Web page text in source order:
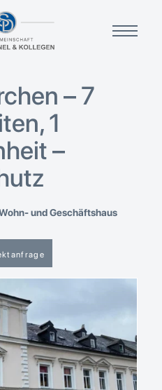
– Wohn- &
im
– 7
1
–
und Geschäftshaus